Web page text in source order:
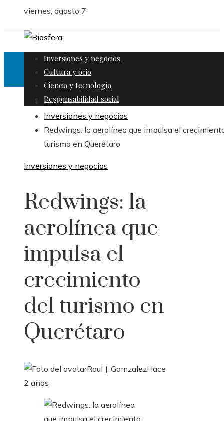
viernes, agosto 7
Inversiones y negocios
Cultura y ocio
Ciencia y tecnología
Responsabilidad social
Inicio
Inversiones y negocios
Redwings: la aerolínea que impulsa el
turismo en Querétaro
Inversiones y negocios
Redwings: la
aerolínea que
impulsa el
crecimiento
del turismo en
Querétaro
Raul J. GomzalezHace
2 años